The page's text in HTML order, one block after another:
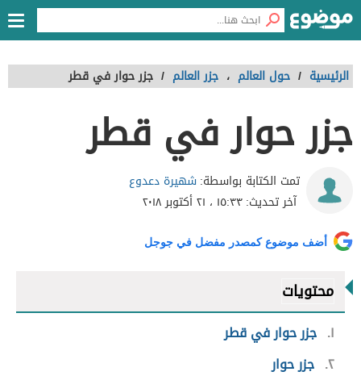
الرئيسية / حول العالم ، جزر العالم / جزر حوار في قطر
جزر حوار في قطر
تمت الكتابة بواسطة:شهيرة دعدوع
آخر تحديث:١٥:٣٣ ، ٢١ أكتوبر ٢٠١٨
أضف موضوع كمصدر مفضل في جوجل
محتويات
١ جزر حوار في قطر
٢ جزر حوار